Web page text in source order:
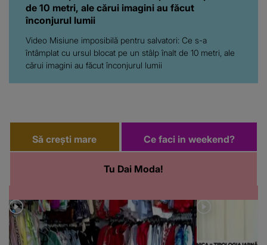
de 10 metri, ale cărui imagini au făcut
înconjurul lumii
Video Misiune imposibilă pentru salvatori: Ce s-a
întâmplat cu ursul blocat pe un stâlp înalt de 10 metri, ale
cărui imagini au făcut înconjurul lumii
Să crești mare
Tu Dai Moda!
Ce faci in weekend?